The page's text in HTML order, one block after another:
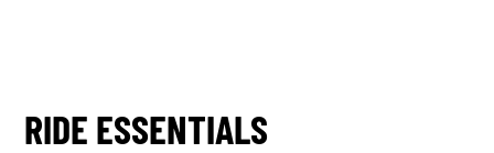
RIDE ESSENTIALS